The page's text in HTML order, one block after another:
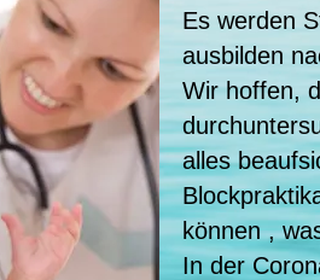
Es werden
ausbilden
Wir hoffen,
alles
können ,
In der